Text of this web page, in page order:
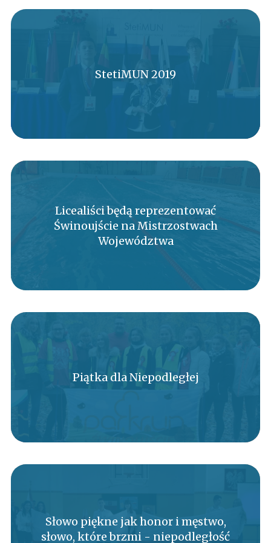
StetiMUN 2019
Licealiści będą reprezentować
Świnoujście na Mistrzostwach
Województwa
Piątka dla Niepodległej
Słowo piękne jak honor i męstwo,
słowo, które brzmi - niepodległość